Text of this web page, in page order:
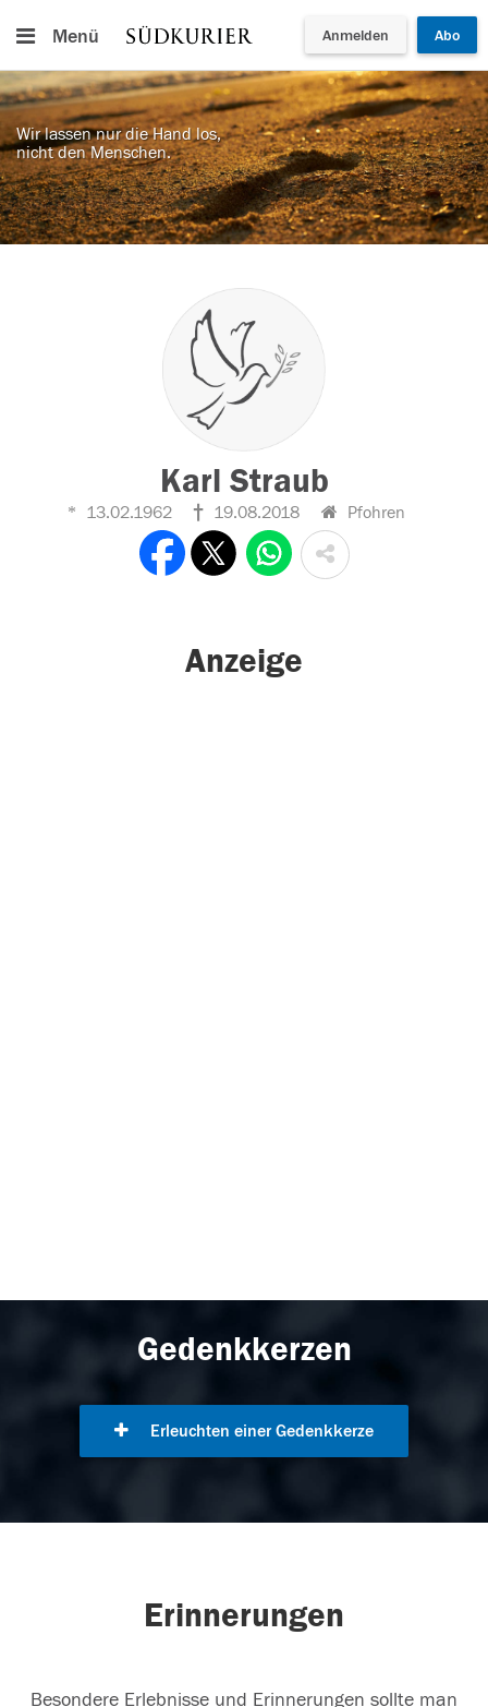
Menü Anmelden Abo
Wir lassen nur die Hand los,
nicht den Menschen.
Karl Straub
13.02.1962 19.08.2018 Pfohren
Anzeige
Gedenkkerzen
Erleuchten einer Gedenkkerze
Erinnerungen
Besondere Erlebnisse und Erinnerungen sollte man